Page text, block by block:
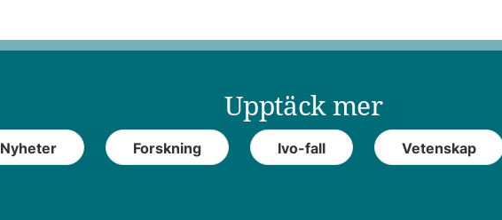
Upptäck mer
Nyheter Forskning Ivo-fall Vetenskap